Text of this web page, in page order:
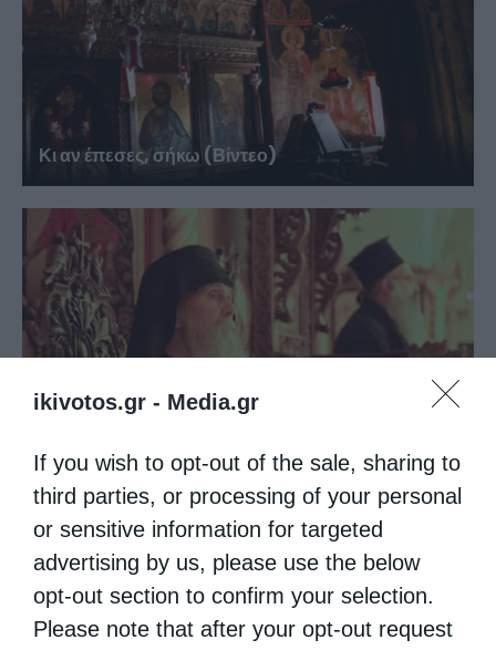
ikivotos.gr - Media.gr
If you wish to opt-out of the sale, sharing to
third parties, or processing of your personal
or sensitive information for targeted
advertising by us, please use the below
opt-out section to confirm your selection.
Please note that after your opt-out request
Κι αν έπεσες, σήκω (Βίντεο)
Απαντήσεις σε πνευματικά ζητήματα (Βίντεο)